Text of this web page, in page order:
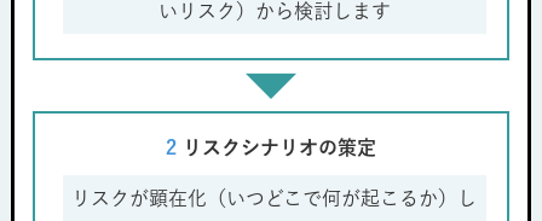
いリスク）から検討します
2リスクシナリオの策定
リスクが顕在化（いつどこで何が起こるか）し